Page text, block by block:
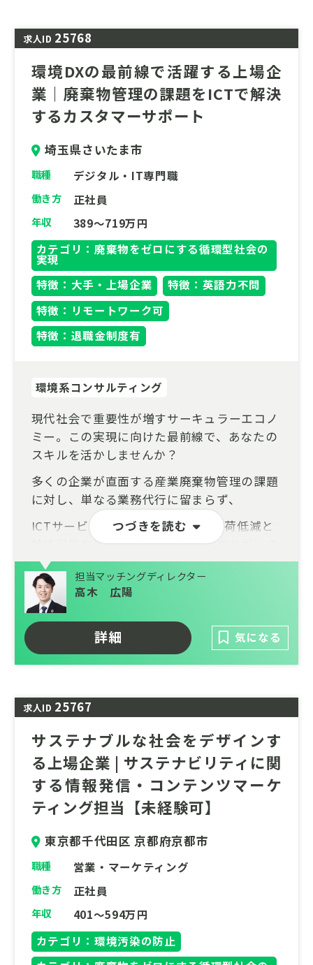
企業の認知度向上とブランドイメージ向上を
家向けの適切な情報開示、説明会運営、IR資
料作成を通じたIR活動、効果的な情報発信、
従業員のエンゲージメント向上を促進する社
内広報活動など、広報・IRに関わる幅広い業
務全般をお任せいたします。
求人ID 25768
環境DXの最前線で活躍する上場企
業｜廃棄物管理の課題をICTで解決
するカスタマーサポート
埼玉県さいたま市
職種 デジタル・IT専門職
働き方 正社員
年収
389～719万円
カテゴリ：廃棄物をゼロにする循環型社会の
実現
特徴：大手・上場企業
特徴：英語力不問
特徴：リモートワーク可
特徴：退職金制度有
つづきを読む
環境系コンサルティング
現代社会で重要性が増すサーキュラーエコノ
ミー。この実現に向けた最前線で、あなたの
スキルを活かしませんか？
多くの企業が直面する産業廃棄物管理の課題
に対し、単なる業務代行に留まらず、
ICTサービスを通じて企業の環境負荷低減と
持続可能な事業活動を支援する、やりがいの
ある仕事です。
・社会課題への貢献：資源有効活用や廃棄物
削減といった喫緊の課題に対し、デジタル技
術で解決策を提供します。
・企業の環境管理をサポート：人手不足や専
門知識の不足に悩む企業の産業廃棄物管理
・サステナビリティ推進：既存顧客の廃棄物
管理をサポートするだけでなく、リサイクル
率向上など、お客様のサステナビリティ施策
を積極的に提案。
・プロフェッショナルな関わり：時には客先
に直接訪問し、環境課題の解決に深く携わり
ます。
担当マッチングディレクター
高木 広陽
詳細 気になる
求人ID 25767
サステナブルな社会をデザインす
る上場企業 | サステナビリティに関
する情報発信・コンテンツマーケ
ティング担当【未経験可】
東京都千代田区 京都府京都市
職種 営業・マーケティング
働き方 正社員
年収
401～594万円
カテゴリ：環境汚染の防止